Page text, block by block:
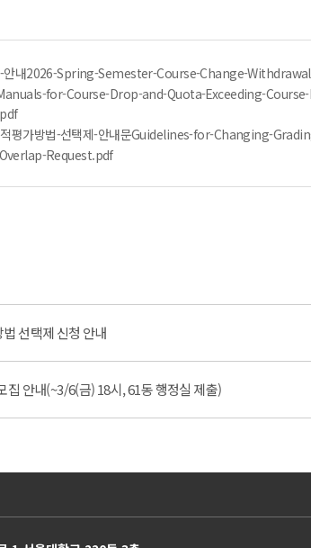
-안내2026-Spring-Semester-Course-Change-
Manuals-for-Course-Drop-and-Quota-Exceeding-
적평가방법-선택제-안내문Guidelines-for-Changing-
Request.pdf
선택제 신청 안내
안내(~3/6(금) 18시, 61동 행정실 제출)